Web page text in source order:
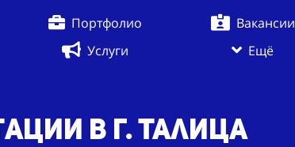
Портфолио
Вакансии
Услуги
Ещё
в г. Талица